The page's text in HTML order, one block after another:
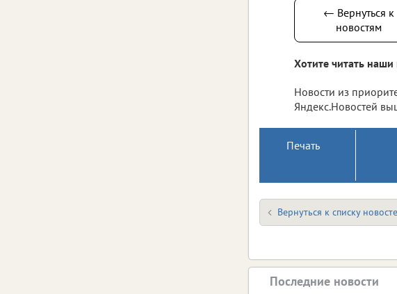
← Вернуться к
новостям
Хотите читать
Новости из
Яндекс.Новостей
Печать
Вернуться к списку
Последние новости